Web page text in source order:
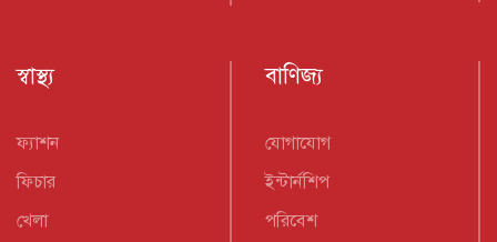
স্বাস্থ্য
ফ্যাশন
ফিচার
খেলা
বাণিজ্য
যোগাযোগ
ইন্টার্নশিপ
পরিবেশ